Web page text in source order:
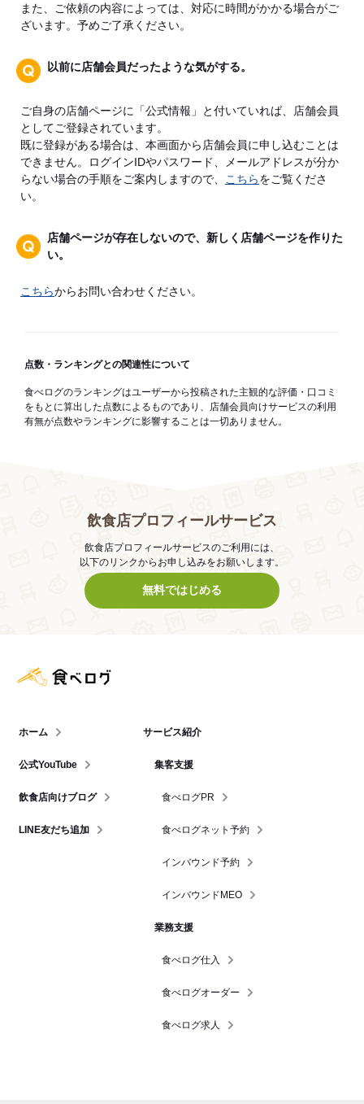
また、ご依頼の内容によっては、対応に時間がかかる場合がご
ざいます。予めご了承ください。
以前に店舗会員だったような気がする。
ご自身の店舗ページに「公式情報」と付いていれば、店舗会員
としてご登録されています。
既に登録がある場合は、本画面から店舗会員に申し込むことは
できません。ログインIDやパスワード、メールアドレスが分か
らない場合の手順をご案内しますので、
こちらをご覧くださ
い。
店舗ページが存在しないので、新しく店舗ページを作りた
い。
こちらからお問い合わせください。
点数・ランキングとの関連性について
食べログのランキングはユーザーから投稿された主観的な評価・口コミ
をもとに算出した点数によるものであり、店舗会員向けサービスの利用
有無が点数やランキングに影響することは一切ありません。
飲食店プロフィールサービス
飲食店プロフィールサービスのご利用には、
以下のリンクからお申し込みをお願いします。
無料ではじめる
ホーム
公式YouTube
飲食店向けブログ
LINE友だち追加
サービス紹介
集客支援
食べログPR
食べログネット予約
インバウンド予約
インバウンドMEO
業務支援
食べログ仕入
食べログオーダー
食べログ求人